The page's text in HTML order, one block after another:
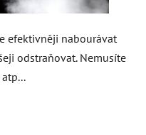
efektivněji nabourávat
odstraňovat. Nemusíte